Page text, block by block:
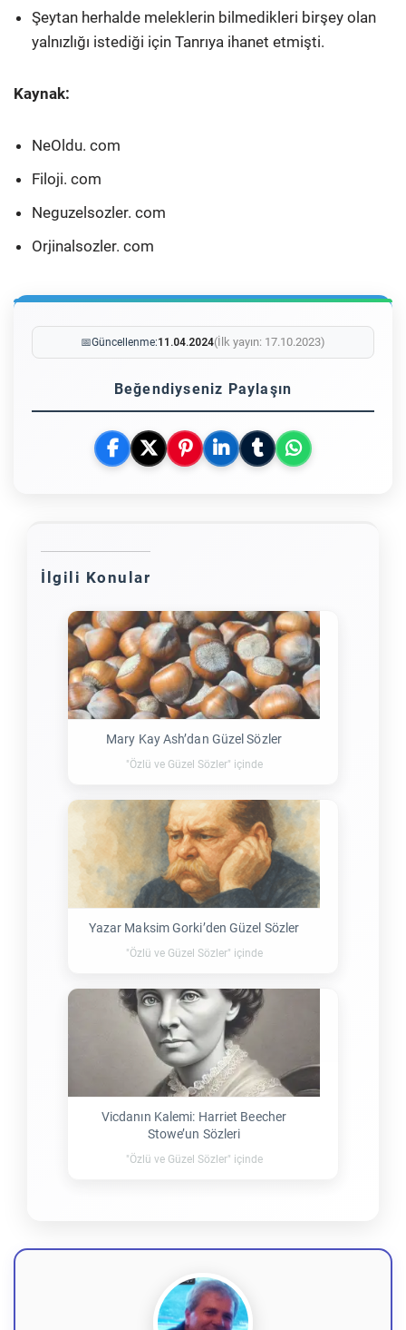
Şeytan herhalde meleklerin bilmedikleri birşey olan
yalnızlığı istediği için Tanrıya ihanet etmişti.
Kaynak:
NeOldu. com
Filoji. com
Neguzelsozler. com
Orjinalsozler. com
📅Güncellenme:11.04.2024(İlk yayın: 17.10.2023)
Beğendiyseniz Paylaşın
İlgili Konular
Mary Kay Ash’dan Güzel Sözler
"Özlü ve Güzel Sözler" içinde
Yazar Maksim Gorki’den Güzel Sözler
"Özlü ve Güzel Sözler" içinde
Vicdanın Kalemi: Harriet Beecher
Stowe’un Sözleri
"Özlü ve Güzel Sözler" içinde